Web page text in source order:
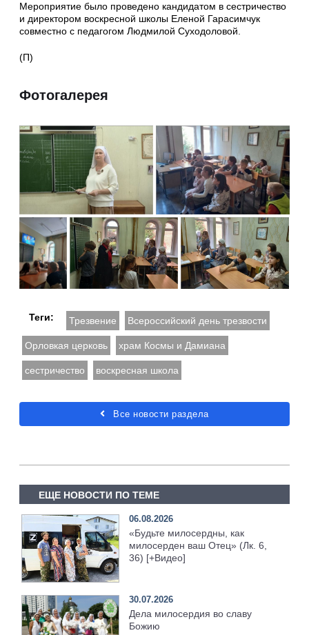
Мероприятие было проведено кандидатом в сестричество
и директором воскресной школы Еленой Гарасимчук
совместно с педагогом Людмилой Суходоловой.
(П)
Фотогалерея
Теги: Трезвение Всероссийский день трезвости
Орловкая церковь храм Космы и Дамиана
сестричество воскресная школа
Все новости раздела
ЕЩЕ НОВОСТИ ПО ТЕМЕ
06.08.2026
«Будьте милосердны, как
милосерден ваш Отец» (Лк. 6,
36) [+Видео]
30.07.2026
Дела милосердия во славу
Божию